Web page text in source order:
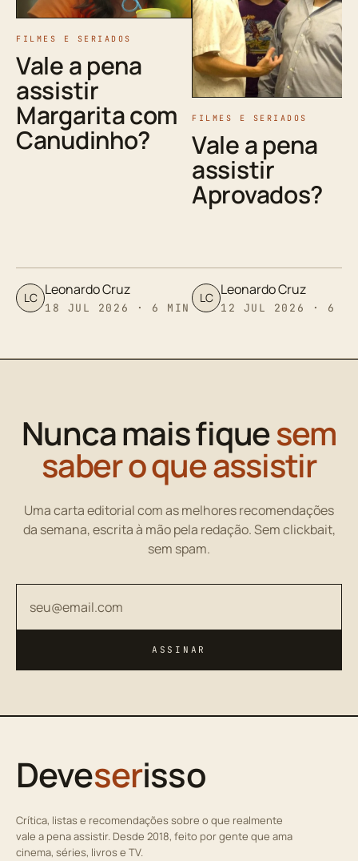
FILMES E SERIADOS
Vale a pena
assistir
Margarita com
Canudinho?
LC Leonardo Cruz
18 JUL 2026 · 6 MIN
FILMES E SERIADOS
Vale a pena
assistir
Aprovados?
LC Leonardo Cruz
12 JUL 2026 · 6
Nunca mais fiquesem
saber o que assistir
Uma carta editorial com as melhores recomendações
da semana, escrita à mão pela redação. Sem clickbait,
sem spam.
ASSINAR
Deveserisso
Crítica, listas e recomendações sobre o que realmente
vale a pena assistir. Desde 2018, feito por gente que ama
cinema, séries, livros e TV.